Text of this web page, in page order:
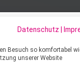
Datenschutz
Besuch so komfortabel
unserer Website